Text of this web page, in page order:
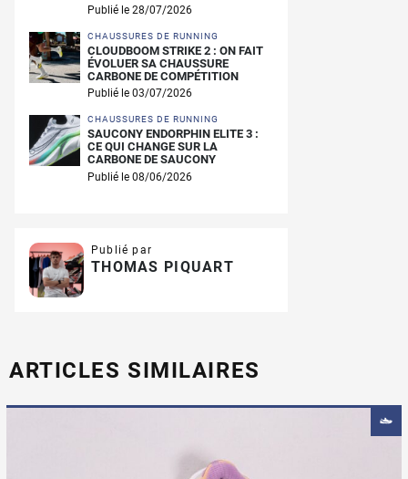
Publié le 28/07/2026
CHAUSSURES DE RUNNING
CLOUDBOOM STRIKE 2 : ON FAIT
ÉVOLUER SA CHAUSSURE
CARBONE DE COMPÉTITION
Publié le 03/07/2026
CHAUSSURES DE RUNNING
SAUCONY ENDORPHIN ELITE 3 :
CE QUI CHANGE SUR LA
CARBONE DE SAUCONY
Publié le 08/06/2026
Publié par
THOMAS PIQUART
ARTICLES SIMILAIRES